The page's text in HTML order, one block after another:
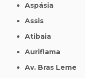
Aspásia
Assis
Atibaia
Auriflama
Av. Bras Leme